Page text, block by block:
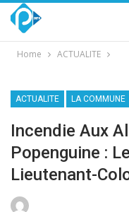
Home ACTUALITE
ACTUALITE LA COMMUNE
Incendie Aux
Popenguine :
Lieutenant-